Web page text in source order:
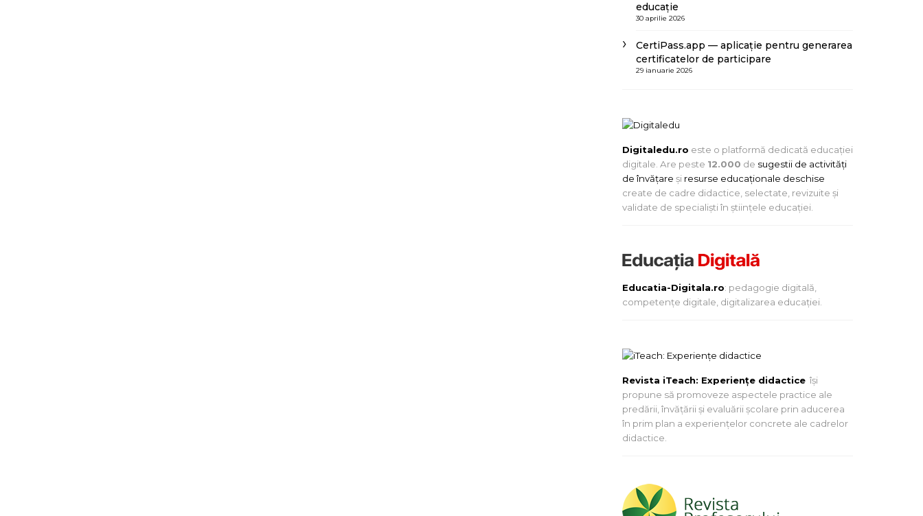
educație
30 aprilie 2026
CertiPass.app — aplicație pentru generarea
certificatelor de participare
29 ianuarie 2026
Digitaledu.ro este o platformă dedicată educației
digitale. Are peste 12.000 de sugestii de activități
de învățare și resurse educaționale deschise
create de cadre didactice, selectate, revizuite și
validate de specialiști în științele educației.
Educatia-Digitala.ro: pedagogie digitală,
competențe digitale, digitalizarea educației.
Revista iTeach: Experienţe didactice îşi
propune să promoveze aspectele practice ale
predării, învăţării şi evaluării şcolare prin aducerea
în prim plan a experienţelor concrete ale cadrelor
didactice.